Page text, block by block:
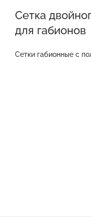
Сетка
для габионов
Сетки габионные с